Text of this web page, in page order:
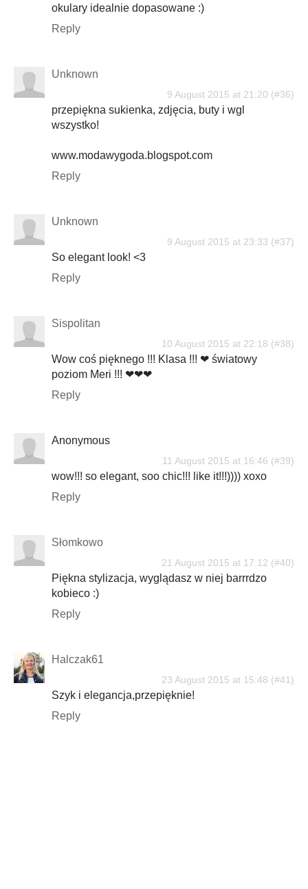
okulary idealnie dopasowane :)
Reply
Unknown
9 August 2015 at 21:20
przepiękna sukienka, zdjęcia, buty i wgl
wszystko!
www.modawygoda.blogspot.com
Reply
Unknown
9 August 2015 at 23:33
So elegant look! <3
Reply
Sispolitan
10 August 2015 at 22:18
Wow coś pięknego !!! Klasa !!! ❤ światowy
poziom Meri !!! ❤❤❤
Reply
Anonymous
11 August 2015 at 16:46
wow!!! so elegant, soo chic!!! like it!!!)))) xoxo
Reply
Słomkowo
21 August 2015 at 17:12
Piękna stylizacja, wyglądasz w niej barrrdzo
kobieco :)
Reply
Halczak61
23 August 2015 at 15:48
Szyk i elegancja,przepięknie!
Reply